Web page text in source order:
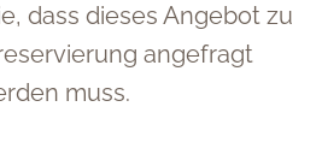
dass dieses Angebot zu
angefragt
muss.